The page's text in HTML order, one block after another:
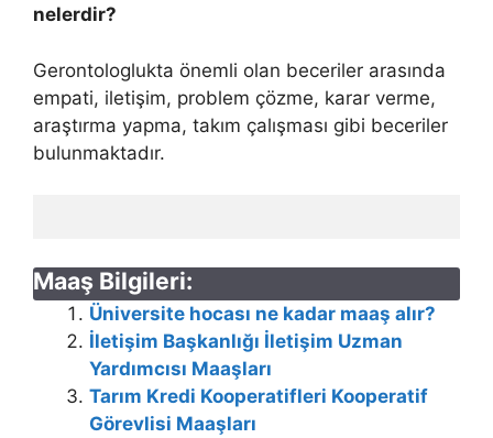
nelerdir?
Gerontologlukta önemli olan beceriler arasında
empati, iletişim, problem çözme, karar verme,
araştırma yapma, takım çalışması gibi beceriler
bulunmaktadır.
Maaş Bilgileri:
Üniversite hocası ne kadar maaş alır?
İletişim Başkanlığı İletişim Uzman
Yardımcısı Maaşları
Tarım Kredi Kooperatifleri Kooperatif
Görevlisi Maaşları